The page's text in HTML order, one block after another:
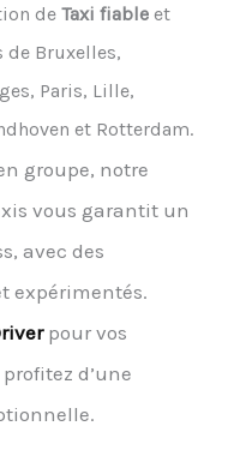
de Taxi fiableet
de Bruxelles,
Paris, Lille,
et Rotterdam.
groupe, notre
vous garantit un
avec des
expérimentés.
pour vos
d’une